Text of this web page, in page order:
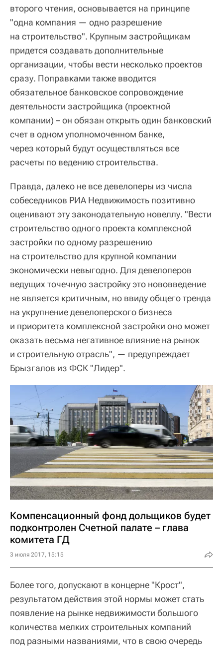
второго чтения, основывается на принципе
"одна компания — одно разрешение
на строительство". Крупным застройщикам
придется создавать дополнительные
организации, чтобы вести несколько проектов
сразу. Поправками также вводится
обязательное банковское сопровождение
деятельности застройщика (проектной
компании) – он обязан открыть один банковский
счет в одном уполномоченном банке,
через который будут осуществляться все
расчеты по ведению строительства.
Правда, далеко не все девелоперы из числа
собеседников РИА Недвижимость позитивно
оценивают эту законодательную новеллу. "Вести
строительство одного проекта комплексной
застройки по одному разрешению
на строительство для крупной компании
экономически невыгодно. Для девелоперов
ведущих точечную застройку это нововведение
не является критичным, но ввиду общего тренда
на укрупнение девелоперского бизнеса
и приоритета комплексной застройки оно может
оказать весьма негативное влияние на рынок
и строительную отрасль", — предупреждает
Брызгалов из ФСК "Лидер".
Компенсационный фонд дольщиков будет
подконтролен Счетной палате – глава
комитета ГД
3 июля 2017, 15:15
Более того, допускают в концерне "Крост",
результатом действия этой нормы может стать
появление на рынке недвижимости большого
количества мелких строительных компаний
под разными названиями, что в свою очередь